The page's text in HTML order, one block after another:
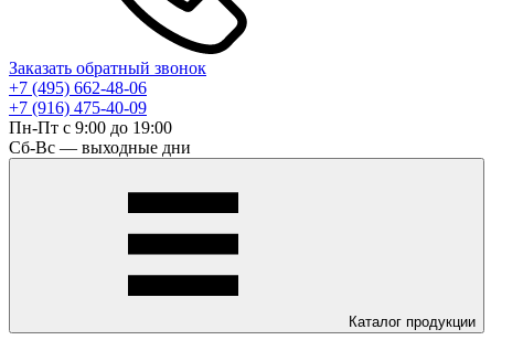
Заказать обратный звонок
+7 (495) 662-48-06
+7 (916) 475-40-09
Пн-Пт с 9:00 до 19:00
Сб-Вс — выходные дни
Каталог продукции